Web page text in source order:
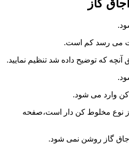
گاز
می رسد کم است.
که توضیح داده شد تنظیم نمایید.
وارد می شود.
نوع مخلوط کن دار است،صفحه